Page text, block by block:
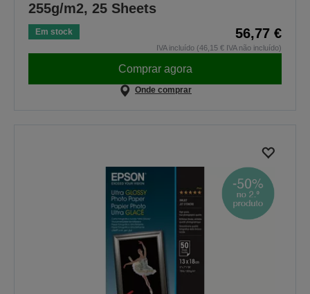
255g/m2, 25 Sheets
Em stock 56,77 €
IVA incluído (46,15 € IVA não incluído)
Comprar agora
Onde comprar